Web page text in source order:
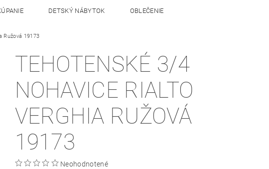
DETSKÝ NÁBYTOK OBLEČENIE
ÚDAJOV
Ružová 19173
TEHOTENSKÉ 3/4
NOHAVICE RIALTO
VERGHIA RUŽOVÁ
19173
Neohodnotené